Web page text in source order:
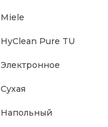
Miele
HyClean Pure TU
Электронное
Сухая
Напольный